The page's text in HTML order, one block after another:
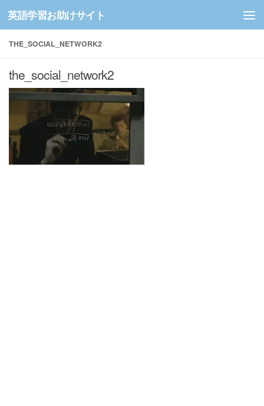
コンテンツへスキップ
英語学習お助けサイト
THE_SOCIAL_NETWORK2
the_social_network2